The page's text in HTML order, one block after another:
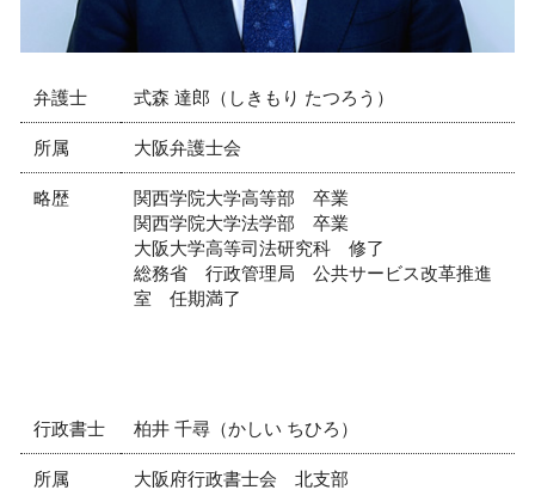
弁護士 式森 達郎（しきもり たつろう）
所属 大阪弁護士会
略歴
関西学院大学高等部 卒業
関西学院大学法学部 卒業
大阪大学高等司法研究科 修了
総務省 行政管理局 公共サービス改革推進
室 任期満了
行政書士 柏井 千尋（かしい ちひろ）
所属 大阪府行政書士会 北支部